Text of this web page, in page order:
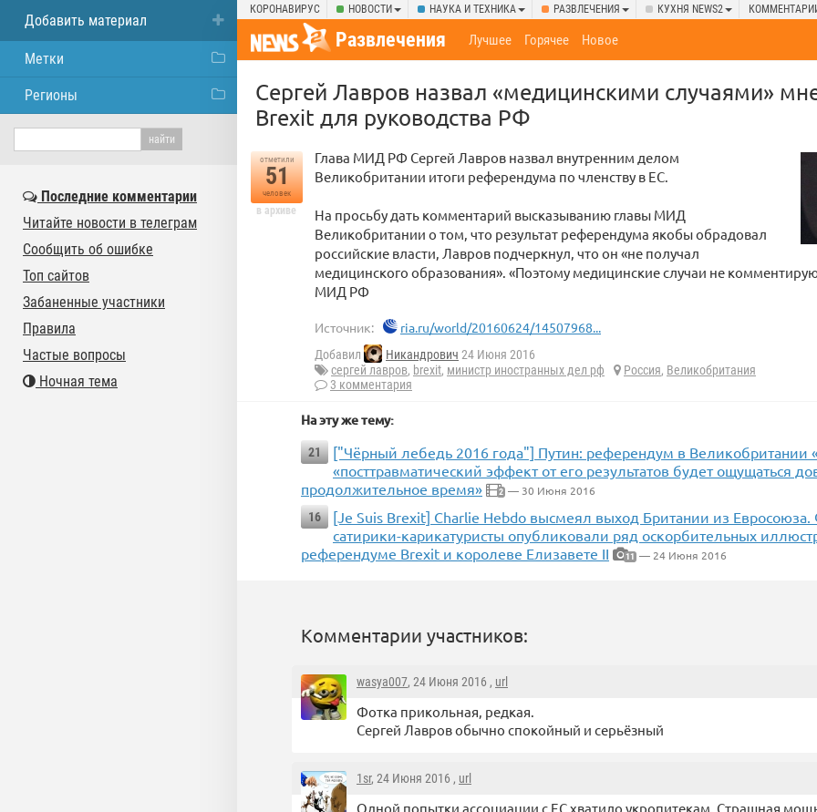
КОРОНАВИРУС НОВОСТИ НАУКА И ТЕХНИКА РАЗВЛЕЧЕНИЯ КУХНЯ NEWS2
Развлечения Лучшее Горячее Новое
Сергей Лавров назвал «медицинскими случаями»
Brexit для руководства РФ
отметили
51
человек
в архиве
Глава МИД РФ Сергей Лавров назвал внутренним делом
Великобритании итоги референдума по членству в ЕС.
На просьбу дать комментарий высказыванию главы МИД
Великобритании о том, что результат референдума якобы обрадовал
российские власти, Лавров подчеркнул, что он «не получал
медицинского образования». «Поэтому медицинские случаи не
МИД РФ
Источник: ria.ru/world/20160624/14507968...
Добавил Никандрович 24 Июня 2016
сергей лавров, brexit, министр иностранных дел рф Россия, Великобритания
3 комментария
На эту же тему:
21
["Чёрный лебедь 2016 года"] Путин: референдум в Великобритании
«посттравматический эффект от его результатов будет ощущаться
продолжительное время»
2 — 30 Июня 2016
16
[Je Suis Brexit] Charlie Hebdo высмеял выход Британии из Евросоюза.
сатирики-карикатуристы опубликовали ряд оскорбительных
референдуме Brexit и королеве Елизавете II
11 — 24 Июня 2016
Комментарии участников:
wasya007, 24 Июня 2016 , url
Фотка прикольная, редкая.
Сергей Лавров обычно спокойный и серьёзный
1sr, 24 Июня 2016 , url
Одной попытки ассоциации с ЕС хватило укропитекам. Страшная
Добавить материал
Метки
Регионы
Последние комментарии
Читайте новости в телеграм
Сообщить об ошибке
Топ сайтов
Забаненные участники
Правила
Частые вопросы
Ночная тема